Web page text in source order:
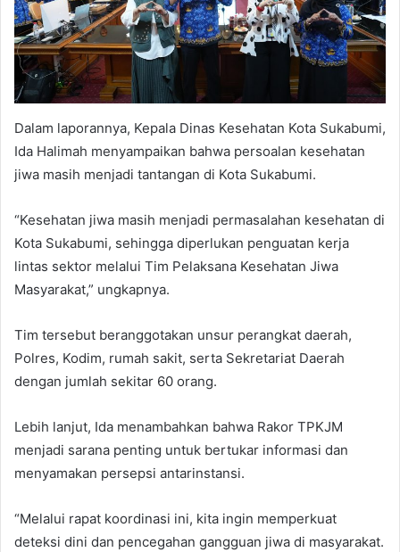
Dalam laporannya, Kepala Dinas Kesehatan Kota Sukabumi,
Ida Halimah menyampaikan bahwa persoalan kesehatan
jiwa masih menjadi tantangan di Kota Sukabumi.
“Kesehatan jiwa masih menjadi permasalahan kesehatan di
Kota Sukabumi, sehingga diperlukan penguatan kerja
lintas sektor melalui Tim Pelaksana Kesehatan Jiwa
Masyarakat,” ungkapnya.
Tim tersebut beranggotakan unsur perangkat daerah,
Polres, Kodim, rumah sakit, serta Sekretariat Daerah
dengan jumlah sekitar 60 orang.
Lebih lanjut, Ida menambahkan bahwa Rakor TPKJM
menjadi sarana penting untuk bertukar informasi dan
menyamakan persepsi antarinstansi.
“Melalui rapat koordinasi ini, kita ingin memperkuat
deteksi dini dan pencegahan gangguan jiwa di masyarakat.